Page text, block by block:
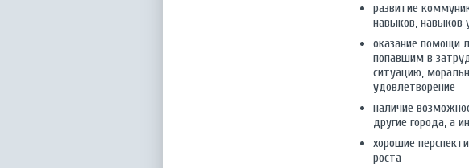
развитие
навыков, навыков
оказание помощи
попавшим в
ситуацию,
удовлетворение
наличие
другие города, а
хорошие
роста